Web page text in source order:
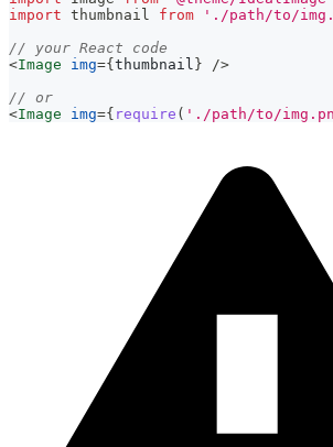
import thumbnail from './path/to/
// your React code
<Image img={ thumbnail }
/>
// or
<Image img={ require ( './path/to/